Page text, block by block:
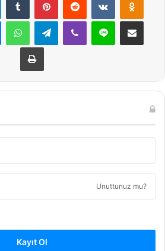
MessengerWhatsAppTelegramViber Line E-Posta ile
Yazdır
Unuttunuz mu?
Kayıt Ol